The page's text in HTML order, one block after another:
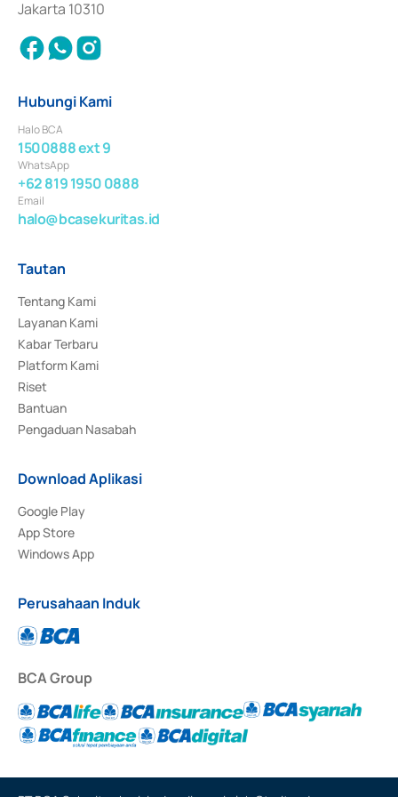
Jakarta 10310
Hubungi Kami
Halo BCA
1500888 ext 9
WhatsApp
+62 819 1950 0888
Email
halo@bcasekuritas.id
Tautan
Tentang Kami
Layanan Kami
Kabar Terbaru
Platform Kami
Riset
Bantuan
Pengaduan Nasabah
Download Aplikasi
Google Play
App Store
Windows App
Perusahaan Induk
BCA Group